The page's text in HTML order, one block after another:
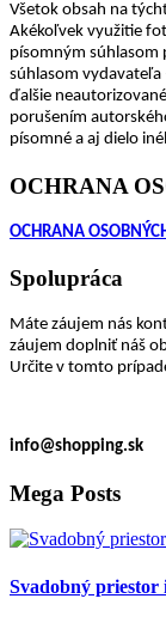
Všetok obsah na
Akékoľvek využitie
písomným súhlasom
súhlasom
ďalšie
porušením
písomné a aj dielo
OCHRANA
OCHRANA
Spolupráca
Máte záujem nás
záujem doplniť náš
Určite v tomto
info@shopping.sk
Mega Posts
Svadobný priestor